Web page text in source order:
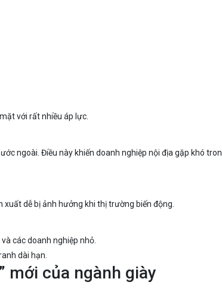
với rất nhiều áp lực.
ngoài. Điều này khiến doanh nghiệp nội địa gặp khó
dễ bị ảnh hưởng khi thị trường biến động.
các doanh nghiệp nhỏ.
dài hạn.
mới của ngành giày